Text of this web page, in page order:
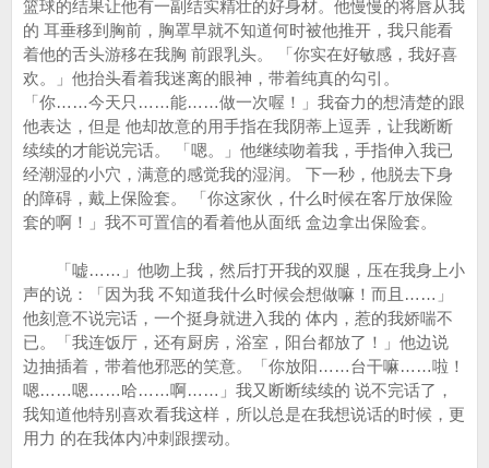
篮球的结果让他有一副结实精壮的好身材。他慢慢的将唇从我
的 耳垂移到胸前，胸罩早就不知道何时被他推开，我只能看
着他的舌头游移在我胸 前跟乳头。 「你实在好敏感，我好喜
欢。」他抬头看着我迷离的眼神，带着纯真的勾引。
「你……今天只……能……做一次喔！」我奋力的想清楚的跟
他表达，但是 他却故意的用手指在我阴蒂上逗弄，让我断断
续续的才能说完话。 「嗯。」他继续吻着我，手指伸入我已
经潮湿的小穴，满意的感觉我的湿润。 下一秒，他脱去下身
的障碍，戴上保险套。 「你这家伙，什么时候在客厅放保险
套的啊！」我不可置信的看着他从面纸 盒边拿出保险套。
「嘘……」他吻上我，然后打开我的双腿，压在我身上小
声的说：「因为我 不知道我什么时候会想做嘛！而且……」
他刻意不说完话，一个挺身就进入我的 体内，惹的我娇喘不
已。「我连饭厅，还有厨房，浴室，阳台都放了！」他边说
边抽插着，带着他邪恶的笑意。「你放阳……台干嘛……啦！
嗯……嗯……哈……啊……」我又断断续续的 说不完话了，
我知道他特别喜欢看我这样，所以总是在我想说话的时候，更
用力 的在我体内冲刺跟摆动。